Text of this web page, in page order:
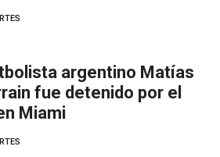
argentino Matías
fue detenido por el
Miami